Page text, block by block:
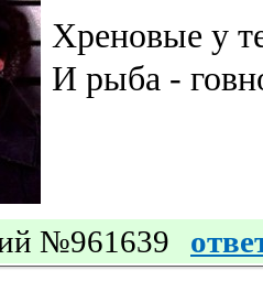
Хреновые у
И рыба -
№961639